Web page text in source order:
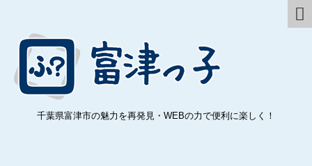
千葉県富津市の魅力を再発見・WEBの力で便利に楽しく！